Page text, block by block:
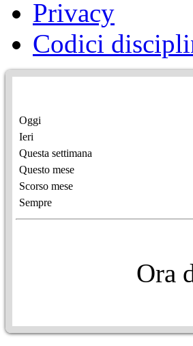
Privacy
Codici
Oggi
Ieri
Questa settimana
Questo mese
Scorso mese
Sempre
Ora